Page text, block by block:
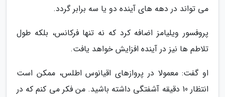
می تواند در دهه های آینده دو یا سه برابر گردد.
پروفسور ویلیامز اضافه کرد که نه تنها فرکانس، بلکه طول
تلاطم ها نیز در آینده افزایش خواهد یافت.
او گفت: معمولا در پروازهای اقیانوس اطلس، ممکن است
انتظار 10 دقیقه آشفتگی داشته باشید. من فکر می کنم که در